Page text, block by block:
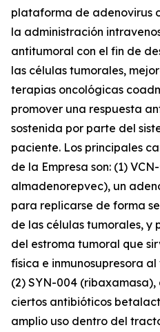
plataforma de adenovirus
la administración
antitumoral con el fin de
las células tumorales,
terapias oncológicas
promover una respuesta
sostenida por parte del
paciente. Los principales
de la Empresa son: (1)
almadenorepvec), un
para replicarse de forma
de las células tumorales,
del estroma tumoral que
física e inmunosupresora
(2) SYN-004
ciertos antibióticos
amplio uso dentro del